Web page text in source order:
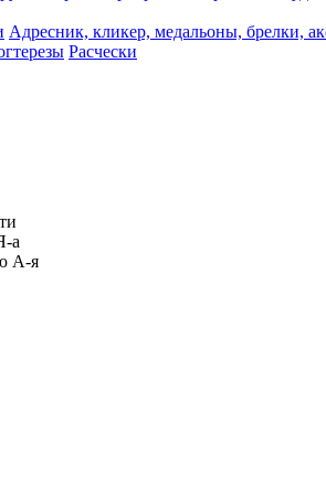
Адресник, кликер, медальоны, брелки,
Расчески
а
А-я